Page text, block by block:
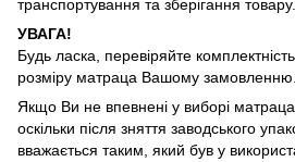
транспортування та зберігання товару.
УВАГА!
Будь ласка, перевіряйте комплектність
розміру матраца Вашому замовленню.
Якщо Ви не впевнені у виборі
оскільки після зняття заводського
вважається таким, який був у